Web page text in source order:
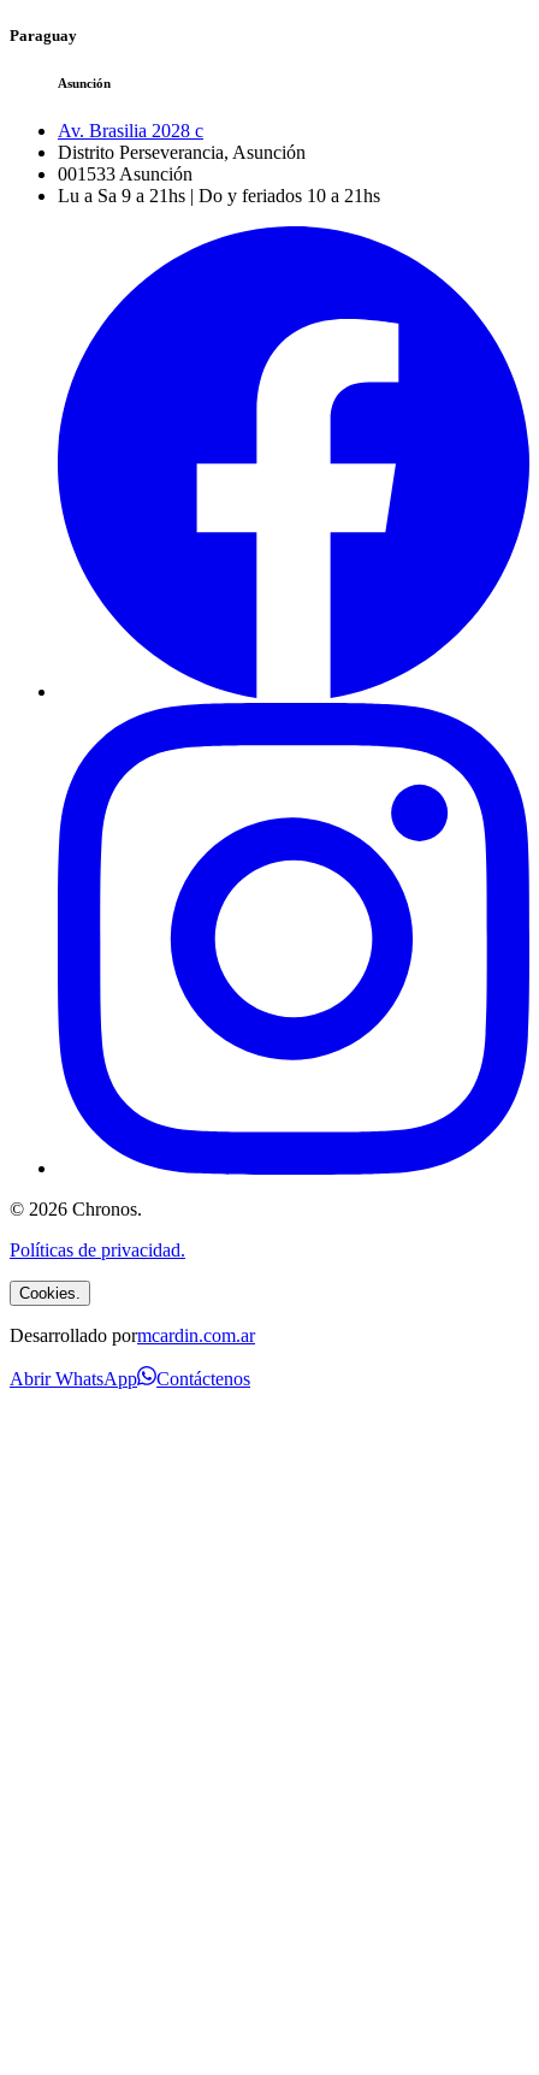
Paraguay
Asunción
Av. Brasilia 2028 c
Distrito Perseverancia, Asunción
001533 Asunción
Lu a Sa 9 a 21hs | Do y feriados 10 a 21hs
© 2026 Chronos.
Políticas de privacidad.
Cookies.
Desarrollado pormcardin.com.ar
Abrir WhatsApp Contáctenos